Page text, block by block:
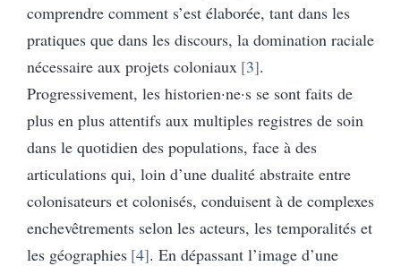
comprendre comment s’est élaborée, tant dans les
pratiques que dans les discours, la domination raciale
nécessaire aux projets coloniaux 3 .
Progressivement, les historien·ne·s se sont faits de
plus en plus attentifs aux multiples registres de soin
dans le quotidien des populations, face à des
articulations qui, loin d’une dualité abstraite entre
colonisateurs et colonisés, conduisent à de complexes
enchevêtrements selon les acteurs, les temporalités et
les géographies 4 . En dépassant l’image d’une